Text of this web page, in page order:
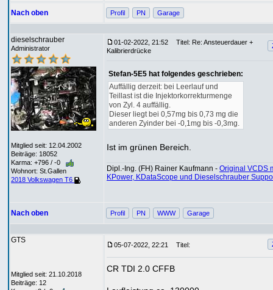
Nach oben Profil PN Garage
dieselschrauber
Administrator
Mitglied seit: 12.04.2002
Beiträge: 18052
Karma: +796 / -0
Wohnort: St.Gallen
2018 Volkswagen T6
01-02-2022, 21:52
Titel: Re: Ansteuerdauer +
Kalibrierdrücke
Stefan-5E5 hat folgendes geschrieben:
Auffällig derzeit: bei Leerlauf und
Teillast ist die Injektorkorrekturmenge
von Zyl. 4 auffällig.
Dieser liegt bei 0,57mg bis 0,73 mg die
anderen Zyinder bei -0,1mg bis -0,3mg.
Ist im grünen Bereich.
Dipl.-Ing. (FH) Rainer Kaufmann - Original VCDS
KPower, KDataScope und Dieselschrauber
Nach oben Profil PN WWW Garage
GTS
Mitglied seit: 21.10.2018
Beiträge: 12
05-07-2022, 22:21 Titel:
CR TDI 2.0 CFFB